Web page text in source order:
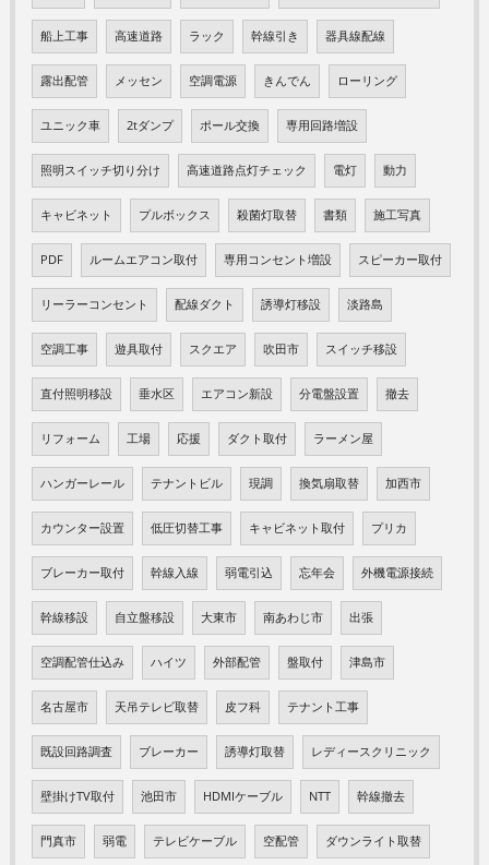
船上工事 高速道路 ラック 幹線引き 器具線配線
露出配管 メッセン 空調電源 きんでん ローリング
ユニック車 2tダンプ ポール交換 専用回路増設
照明スイッチ切り分け 高速道路点灯チェック 電灯 動力
キャビネット プルボックス 殺菌灯取替 書類 施工写真
PDF ルームエアコン取付 専用コンセント増設 スピーカー取付
リーラーコンセント 配線ダクト 誘導灯移設 淡路島
空調工事 遊具取付 スクエア 吹田市 スイッチ移設
直付照明移設 垂水区 エアコン新設 分電盤設置 撤去
リフォーム 工場 応援 ダクト取付 ラーメン屋
ハンガーレール テナントビル 現調 換気扇取替 加西市
カウンター設置 低圧切替工事 キャビネット取付 プリカ
ブレーカー取付 幹線入線 弱電引込 忘年会 外機電源接続
幹線移設 自立盤移設 大東市 南あわじ市 出張
空調配管仕込み ハイツ 外部配管 盤取付 津島市
名古屋市 天吊テレビ取替 皮フ科 テナント工事
既設回路調査 ブレーカー 誘導灯取替 レディースクリニック
壁掛けTV取付 池田市 HDMIケーブル NTT 幹線撤去
門真市 弱電 テレビケーブル 空配管 ダウンライト取替